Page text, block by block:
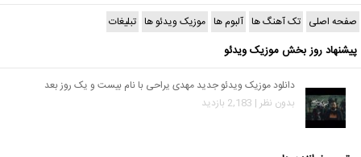
صفحه اصلی تک آهنگ ها آلبوم ها موزیک ویدئو ها تبلیغات
پیشنهاد روز بخش موزیک ویدئو
دانلود موزیک ویدئو جدید مهدی یراحی با نام بیست و یک روز بعد
بدون نظر | 2,183 بازدید